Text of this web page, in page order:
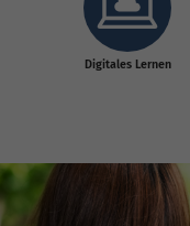
Digitales Lernen